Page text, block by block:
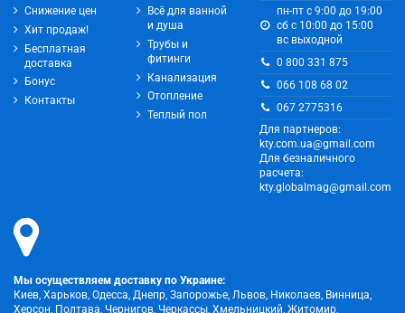
Снижение цен
Хит продаж!
Бесплатная
доставка
Бонус
Контакты
Всё для ванной
и душа
Трубы и
фитинги
Канализация
Отопление
Теплый пол
пн-пт с 9:00 до 19:00
сб с 10:00 до 15:00
вс выходной
0 800 331 875
066 108 68 02
067 2775316
Для партнеров:
kty.com.ua@gmail.com
Для безналичного
расчета:
kty.globalmag@gmail.com
Мы осуществляем доставку по Украине:
Киев, Харьков, Одесса, Днепр, Запорожье, Львов, Николаев, Винница,
Херсон, Полтава, Чернигов, Черкассы, Хмельницкий, Житомир,